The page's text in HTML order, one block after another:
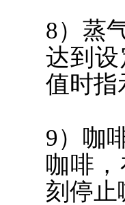
8）蒸
达到
值时指
9）咖
咖啡
刻停止